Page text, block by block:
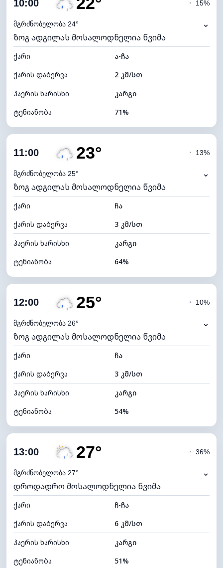
ნამის წერტილი
ხილვადობა
10 კმ
განათების ინდექსი 7 (ნათელი)
ღრუბლის სიმაღლე 10000 მ
10:00
მგრძნობელობა 24°
◔ 15%
⌄
ზოგ ადგილას მოსალოდნელია წვიმა
ქარი
ა-ჩა
ქარის დაბერვა
2 კმ/სთ
ჰაერის ხარისხი
კარგი
ტენიანობა
71%
ღრუბლიანობა
ნამის წერტილი
ხილვადობა
10 კმ
განათების ინდექსი 4 (მკრთალი)
ღრუბლის სიმაღლე 6240 მ
11:00 23°
მგრძნობელობა 25°
◔ 13%
⌄
ზოგ ადგილას მოსალოდნელია წვიმა
ქარი
ჩა
ქარის დაბერვა
3 კმ/სთ
ჰაერის ხარისხი
კარგი
ტენიანობა
64%
ღრუბლიანობა
ნამის წერტილი
ხილვადობა
10 კმ
განათების ინდექსი 4 (მკრთალი)
ღრუბლის სიმაღლე 5600 მ
12:00 25°
მგრძნობელობა 26°
◔ 10%
⌄
ზოგ ადგილას მოსალოდნელია წვიმა
ქარი
ჩა
ქარის დაბერვა
3 კმ/სთ
ჰაერის ხარისხი
კარგი
ტენიანობა
54%
ღრუბლიანობა
ნამის წერტილი
ხილვადობა
10 კმ
განათების ინდექსი 4 (მკრთალი)
ღრუბლის სიმაღლე 6080 მ
13:00 27°
მგრძნობელობა 27°
◔ 36%
⌄
დროდადრო მოსალოდნელია წვიმა
ქარი
ჩ-ჩა
ქარის დაბერვა
6 კმ/სთ
ჰაერის ხარისხი
კარგი
ტენიანობა
51%